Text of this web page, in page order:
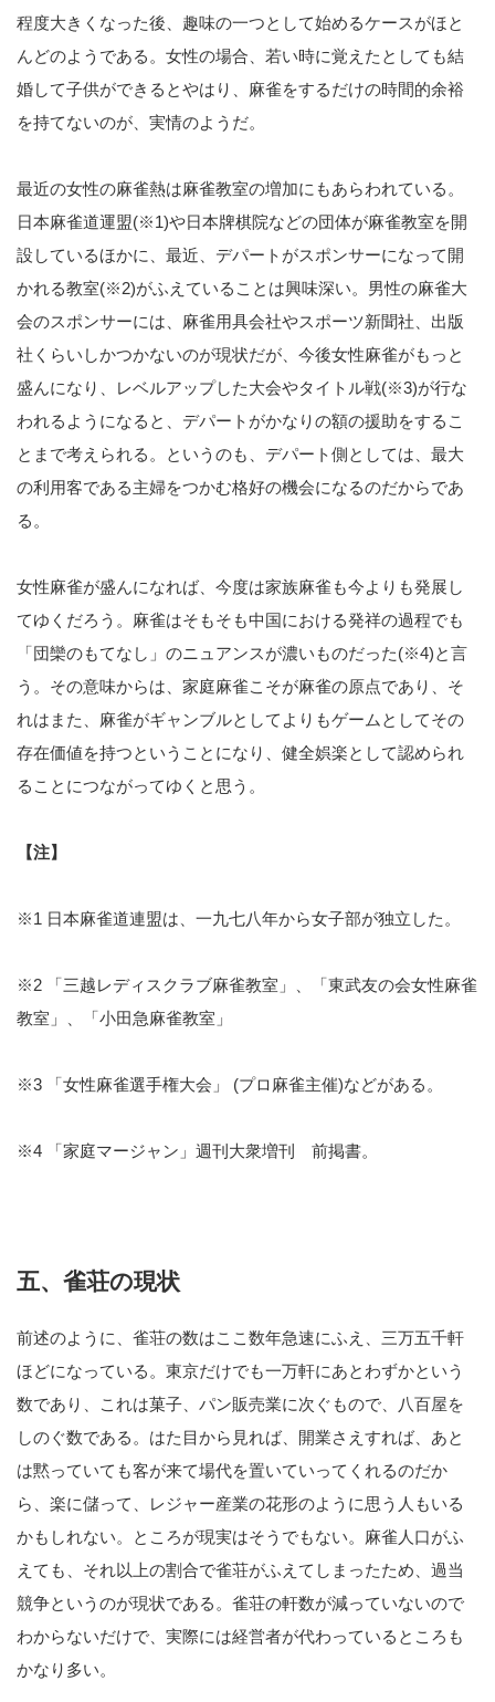
程度大きくなった後、趣味の一つとして始めるケースがほと
んどのようである。女性の場合、若い時に覚えたとしても結
婚して子供ができるとやはり、麻雀をするだけの時間的余裕
を持てないのが、実情のようだ。
最近の女性の麻雀熱は麻雀教室の増加にもあらわれている。
日本麻雀道運盟(※1)や日本牌棋院などの団体が麻雀教室を開
設しているほかに、最近、デパートがスポンサーになって開
かれる教室(※2)がふえていることは興味深い。男性の麻雀大
会のスポンサーには、麻雀用具会社やスポーツ新聞社、出版
社くらいしかつかないのが現状だが、今後女性麻雀がもっと
盛んになり、レベルアップした大会やタイトル戦(※3)が行な
われるようになると、デパートがかなりの額の援助をするこ
とまで考えられる。というのも、デパート側としては、最大
の利用客である主婦をつかむ格好の機会になるのだからであ
る。
女性麻雀が盛んになれば、今度は家族麻雀も今よりも発展し
てゆくだろう。麻雀はそもそも中国における発祥の過程でも
「団欒のもてなし」のニュアンスが濃いものだった(※4)と言
う。その意味からは、家庭麻雀こそが麻雀の原点であり、そ
れはまた、麻雀がギャンブルとしてよりもゲームとしてその
存在価値を持つということになり、健全娯楽として認められ
ることにつながってゆくと思う。
【注】
※1 日本麻雀道連盟は、一九七八年から女子部が独立した。
※2 「三越レディスクラブ麻雀教室」、「東武友の会女性麻雀
教室」、「小田急麻雀教室」
※3 「女性麻雀選手権大会」 (プロ麻雀主催)などがある。
※4 「家庭マージャン」週刊大衆増刊 前掲書。
五、雀荘の現状
前述のように、雀荘の数はここ数年急速にふえ、三万五千軒
ほどになっている。東京だけでも一万軒にあとわずかという
数であり、これは菓子、パン販売業に次ぐもので、八百屋を
しのぐ数である。はた目から見れば、開業さえすれば、あと
は黙っていても客が来て場代を置いていってくれるのだか
ら、楽に儲って、レジャー産業の花形のように思う人もいる
かもしれない。ところが現実はそうでもない。麻雀人口がふ
えても、それ以上の割合で雀荘がふえてしまったため、過当
競争というのが現状である。雀荘の軒数が減っていないので
わからないだけで、実際には経営者が代わっているところも
かなり多い。